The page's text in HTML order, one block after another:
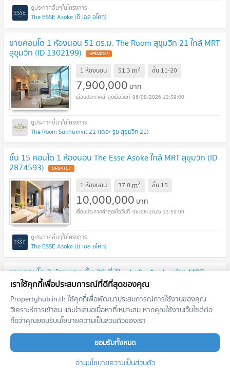
The ESSE Asoke (ดิ เอส อโศก)
ขายคอนโด 1 ห้องนอน 51 ตร.ม. The Room สุขุมวิท 21 ใกล้ MRT
สุขุมวิท (ID 1302199) UPDATE !
1 ห้องนอน 51.3 m2 ชั้น 11-20
7,900,000 บาท
06/08/2026 13:59:00
The Room Sukhumvit 21 (เดอะ รูม สุขุมวิท 21)
ชั้น 15 คอนโด 1 ห้องนอน The Esse Asoke ใกล้ MRT สุขุมวิท (ID
2874593) UPDATE !
1 ห้องนอน 37.0 m2 ชั้น 15
10,000,000 บาท
06/08/2026 13:59:00
The ESSE Asoke (ดิ เอส อโศก)
ขายคอนโด 2 ห้องนอน ชั้น 26 ที่ The Lofts Asoke ห่าง MRT
เพชรบุรี 300 เมตร (ID 2874563) UPDATE !
2 ห้องนอน 75.4m2 ชั้น26
19,500,000 บาท
06/08/2026 13:59:00
The Lofts Asoke (เดอะ ลอฟท์ อโศก)
เราใช้คุกกี้เพื่อประสบการณ์ที่ดีที่สุดของคุณ
Propertyhub.in.th ใช้คุกกี้เพื่อพัฒนาประสบการณ์การใช้งานของคุณ
วิเคราะห์การเข้าชม และนำเสนอเนื้อหาที่เหมาะสม หากคุณใช้งานเว็บไซต์ต่อ
ถือว่าคุณยอมรับนโยบายความเป็นส่วนตัวของเรา
ยอมรับทั้งหมด
อ่านนโยบายความเป็นส่วนตัว